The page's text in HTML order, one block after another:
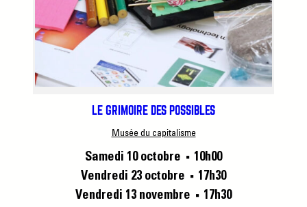
LE GRIMOIRE DES POSSIBLES
Musée du capitalisme
Samedi 10 octobre ■
10h00
Vendredi 23 octobre
■
17h30
Vendredi 13 novembre
■
17h30